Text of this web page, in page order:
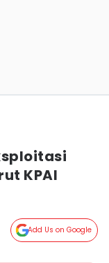
KPAI
Add Us on Google